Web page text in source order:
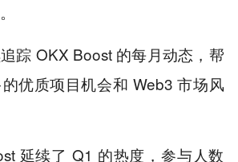
踪 OKX Boost 的每月动态，帮
优质项目机会和 Web3 市场风
延续了 Q1 的热度，参与人数